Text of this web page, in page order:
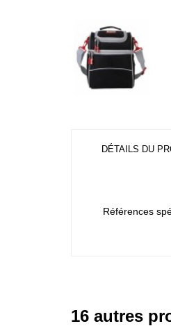
DÉTAILS DU
Références
16 autres